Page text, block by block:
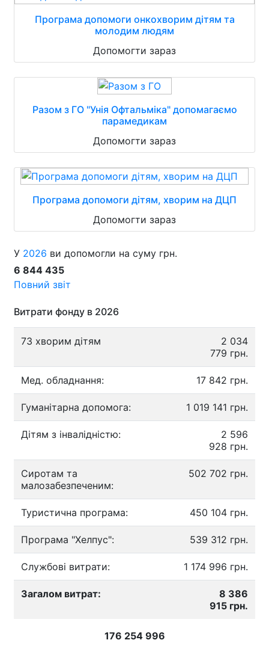
Програма допомоги онкохворим дітям та
молодим людям
Допомогти зараз
Разом з ГО "Унія Офтальміка" допомагаємо
парамедикам
Допомогти зараз
Програма допомоги дітям, хворим на ДЦП
Допомогти зараз
У 2026 ви допомогли на суму грн.
6 844 435
Повний звіт
Витрати фонду в 2026
73 хворим дітям
2 034
779 грн.
Мед. обладнання: 17 842 грн.
Гуманітарна допомога: 1 019 141 грн.
Дітям з інвалідністю:
2 596
928 грн.
Сиротам та
малозабезпеченим:
502 702 грн.
Туристична програма: 450 104 грн.
Програма "Хелпус": 539 312 грн.
Службові витрати: 1 174 996 грн.
Загалом витрат:
8 386
915 грн.
176 254 996